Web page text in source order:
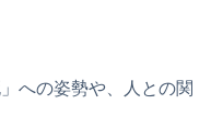
への姿勢や、人との関